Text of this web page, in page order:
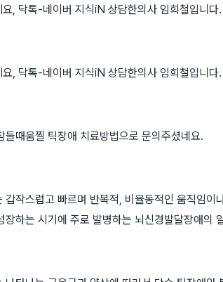
요, 닥톡-네이버 지식iN 상담한의사 임희철입니다.
요, 닥톡-네이버 지식iN 상담한의사 임희철입니다.
들때움찔 틱장애 치료방법으로 문의주셨네요.
갑작스럽고 빠르며 반복적, 비율동적인 움직임
장하는 시기에 주로 발병하는 뇌신경발달장애의